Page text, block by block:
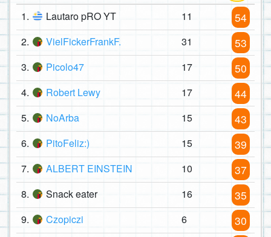
1.
Lautaro pRO YT 11 54
2. VielFickerFrankF. 31 53
3. Picolo47 17 50
4. Robert Lewy 17 44
5. NoArba 15 43
6. PitoFeliz:) 15 39
7. ALBERT EINSTEIN 10 37
8. Snack eater 16 35
9. Czopiczi 6 30